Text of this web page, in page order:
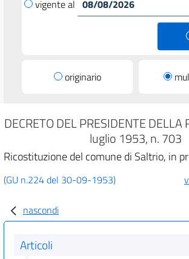
vigente al
originario
DECRETO DEL PRESIDENTE
luglio 1953, n. 703
Ricostituzione del comune di Saltrio, in
(GU n.224 del 30-09-1953)
nascondi
Articoli